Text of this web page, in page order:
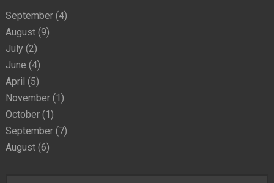
September(4)
August(9)
July (2)
June (4)
April (5)
November(1)
October(1)
September(7)
August(6)